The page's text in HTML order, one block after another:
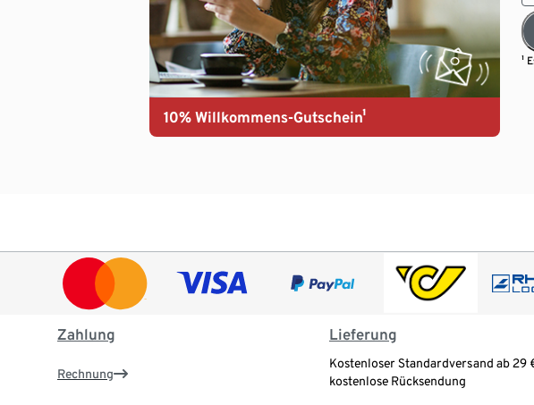
10% Willkommens-Gutschein¹
¹
Zahlung
Rechnung
Lieferung
Kostenloser Standardversand ab 29
kostenlose Rücksendung